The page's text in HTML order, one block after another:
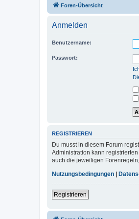
Foren-Übersicht
Anmelden
Benutzername:
Passwort:
REGISTRIEREN
Du musst in diesem Forum
Administration kann
auch die jeweiligen
Nutzungsbedingungen
Registrieren